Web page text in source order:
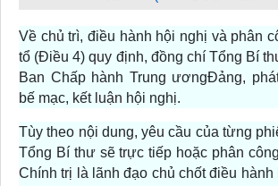
Về chủ trì, điều hành hội nghị và phân
tổ (Điều 4) quy định, đồng chí Tổng Bí
Ban Chấp hành Trung ươngĐảng,
bế mạc, kết luận hội nghị.
Tùy theo nội dung, yêu cầu của từng
Tổng Bí thư sẽ trực tiếp hoặc phân
Chính trị là lãnh đạo chủ chốt điều hành